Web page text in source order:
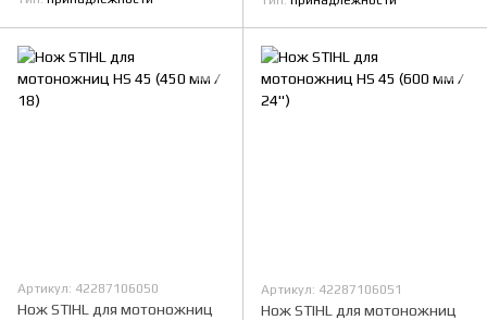
Артикул: 42287106050
Нож STIHL для мотоножниц
Артикул: 42287106051
Нож STIHL для мотоножниц